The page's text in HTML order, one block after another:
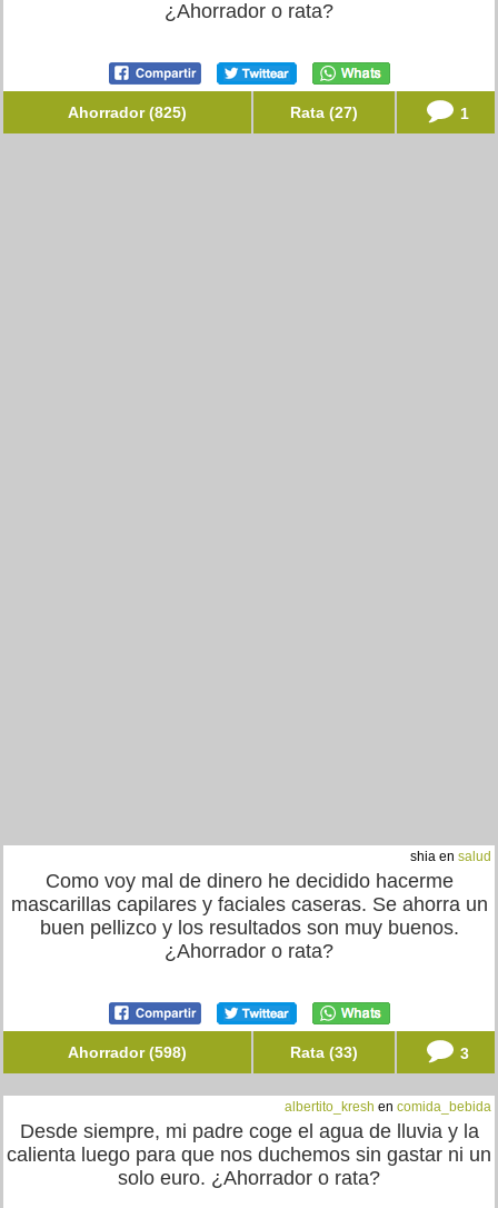
¿Ahorrador o rata?
Ahorrador (825) Rata (27) 1
shia en salud
Como voy mal de dinero he decidido hacerme
mascarillas capilares y faciales caseras. Se ahorra un
buen pellizco y los resultados son muy buenos.
¿Ahorrador o rata?
Ahorrador (598) Rata (33) 3
albertito_kresh en comida_bebida
Desde siempre, mi padre coge el agua de lluvia y la
calienta luego para que nos duchemos sin gastar ni un
solo euro. ¿Ahorrador o rata?